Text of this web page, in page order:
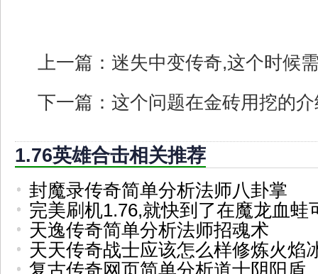
上一篇： 迷失中变传奇,这个时候
下一篇： 这个问题在金砖用挖的
1.76英雄合击相关推荐
封魔录传奇简单分析法师八卦掌
完美刷机1.76,就快到了在魔龙血蛙
天逸传奇简单分析法师招魂术
天天传奇战士应该怎么样修炼火焰
复古传奇网页简单分析道士阴阳盾